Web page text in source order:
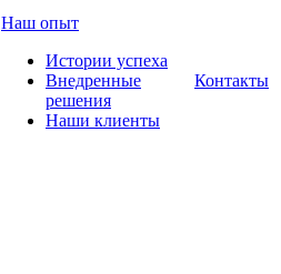
Наш опыт
Истории успеха
Внедренные
решения
Наши клиенты
Контакты